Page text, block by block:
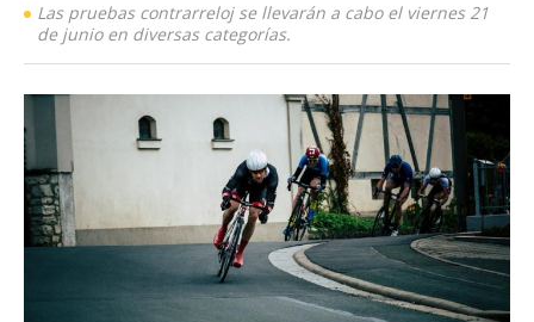
Las pruebas contrarreloj se llevarán a cabo el viernes 21
de junio en diversas categorías.